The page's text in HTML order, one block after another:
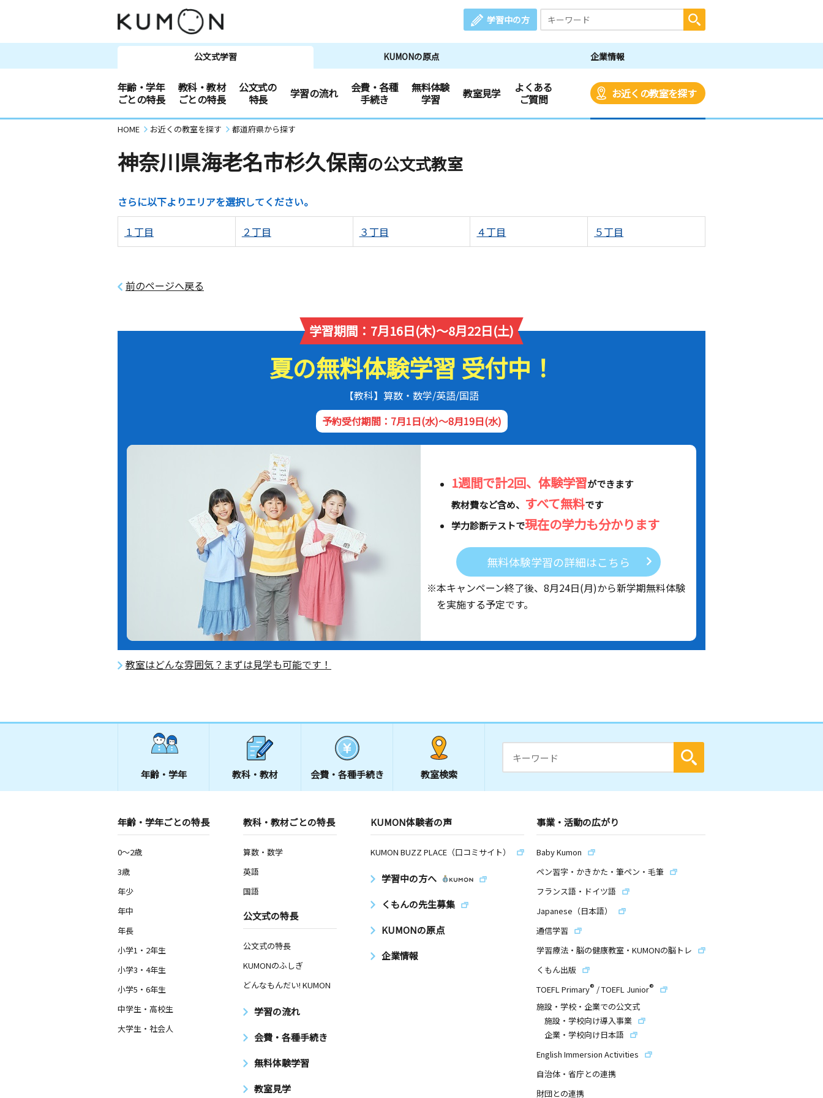
学習中の方
公文式学習 KUMONの原点 企業情報
年齢・学年
ごとの特長
教科・教材
ごとの特長
公文式の
特長
学習の流れ
会費・各種
手続き
無料体験
学習
教室見学
よくある
ご質問
お近くの教室を探す
HOME お近くの教室を探す 都道府県から探す
神奈川県海老名市杉久保南の公文式教室
さらに以下よりエリアを選択してください。
１丁目 ２丁目 ３丁目 ４丁目 ５丁目
前のページへ戻る
学習期間：7月16日(木)～8月22日(土)
夏の無料体験学習 受付中！
【教科】算数・数学/英語/国語
予約受付期間：7月1日(水)～8月19日(水)
1週間で計2回、体験学習ができます
教材費など含め、 すべて無料です
学力診断テストで現在の学力も分かります
無料体験学習の詳細はこちら
※本キャンペーン終了後、 8月24日(月)から新学期無料体験
を実施する予定です。
教室はどんな雰囲気？まずは見学も可能です！
年齢・学年 教科・教材 会費・ 各種手続き 教室検索
年齢・学年ごとの特長
0～2歳
3歳
年少
年中
年長
小学1・2年生
小学3・4年生
小学5・6年生
中学生・高校生
大学生・社会人
教科・教材ごとの特長
算数・数学
英語
国語
公文式の特長
公文式の特長
KUMONのふしぎ
どんなもんだい! KUMON
学習の流れ
会費・各種手続き
無料体験学習
教室見学
KUMON体験者の声
KUMON BUZZ PLACE（口コミサイト）
学習中の方へ
くもんの先生募集
KUMONの原点
企業情報
事業・活動の広がり
Baby Kumon
ペン習字・かきかた・筆ペン・毛筆
フランス語・ドイツ語
Japanese（日本語）
通信学習
学習療法・脳の健康教室・KUMONの脳トレ
くもん出版
TOEFL Primary® /TOEFL Junior®
施設・学校・企業での公文式
施設・学校向け導入事業
企業・学校向け日本語
English Immersion Activities
自治体・省庁との連携
財団との連携